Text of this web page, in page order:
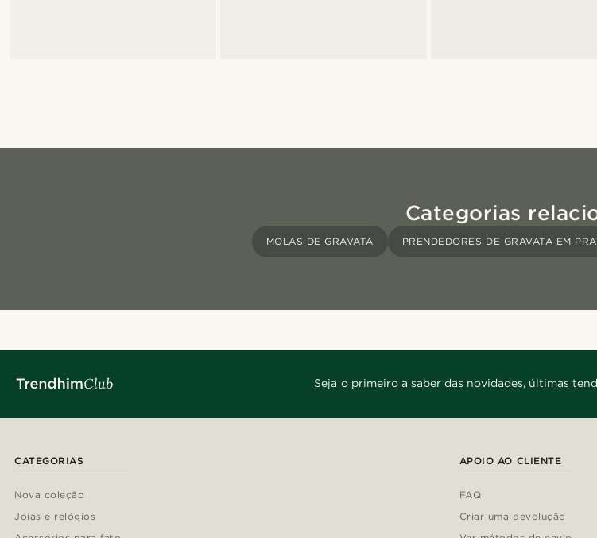
Categorias
MOLAS DE GRAVATA PRENDEDORES DE GRAVATA EM
Seja o primeiro a saber das novidades, últimas
CATEGORIAS
Nova coleção
Joias e relógios
APOIO AO CLIENTE
FAQ
Criar uma devolução